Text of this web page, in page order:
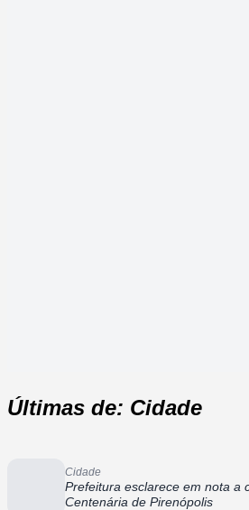
Últimas de: Cidade
Cidade
Prefeitura esclarece em nota a
Centenária de Pirenópolis